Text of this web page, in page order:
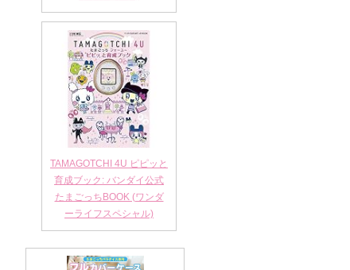
TAMAGOTCHI 4U ピピッと
育成ブック: バンダイ公式
たまごっちBOOK (ワンダ
ーライフスペシャル)